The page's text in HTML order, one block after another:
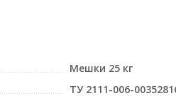
Мешки 25 кг
ТУ 2111-006-